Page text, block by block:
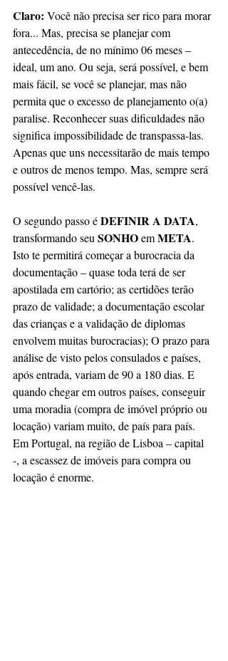
Claro: Você não precisa ser rico para morar
fora... Mas, precisa se planejar com
antecedência, de no mínimo 06 meses –
ideal, um ano. Ou seja, será possível, e bem
mais fácil, se você se planejar, mas não
permita que o excesso de planejamento o(a)
paralise. Reconhecer suas dificuldades não
significa impossibilidade de transpassa-las.
Apenas que uns necessitarão de mais tempo
e outros de menos tempo. Mas, sempre será
possível vencê-las.
O segundo passo é DEFINIR A DATA,
transformando seu SONHO em META.
Isto te permitirá começar a burocracia da
documentação – quase toda terá de ser
apostilada em cartório; as certidões terão
prazo de validade; a documentação escolar
das crianças e a validação de diplomas
envolvem muitas burocracias); O prazo para
análise de visto pelos consulados e países,
após entrada, variam de 90 a 180 dias. E
quando chegar em outros países, conseguir
uma moradia (compra de imóvel próprio ou
locação) variam muito, de país para país.
Em Portugal, na região de Lisboa – capital
-, a escassez de imóveis para compra ou
locação é enorme.